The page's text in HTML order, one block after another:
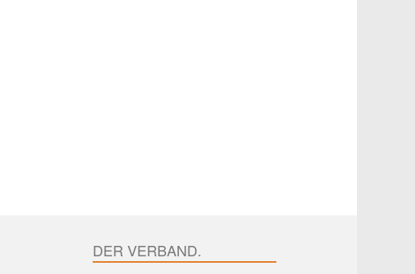
DER VERBAND.